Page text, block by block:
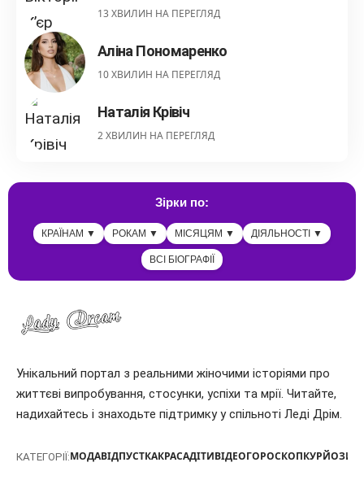
13 ХВИЛИН НА ПЕРЕГЛЯД
Аліна Пономаренко
10 ХВИЛИН НА ПЕРЕГЛЯД
Наталія Крівіч
2 ХВИЛИН НА ПЕРЕГЛЯД
Зірки по:
КРАЇНАМ ▼ РОКАМ ▼ МІСЯЦЯМ ▼ ДІЯЛЬНОСТІ ▼
ВСІ БІОГРАФІЇ
Унікальний портал з реальними жіночими історіями про
життєві випробування, стосунки, успіхи та мрії. Читайте,
надихайтесь і знаходьте підтримку у спільноті Леді Дрім.
КАТЕГОРІЇ:МОДАВІДПУСТКАКРАСАДІТИВІДЕОГОРОСКОПКУРЙОЗИ